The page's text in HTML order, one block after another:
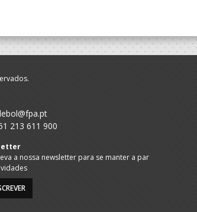
213 611 900
a nossa newsletter para se manter a par